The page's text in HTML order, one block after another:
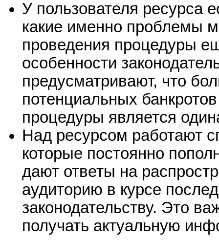
У пользователя ресурса
какие именно проблемы
проведения процедуры
особенности
предусматривают, что
потенциальных
процедуры является
Над ресурсом работают
которые постоянно
дают ответы на
аудиторию в курсе
законодательству. Это
получать актуальную